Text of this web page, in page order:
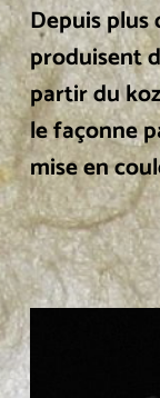
Depuis plus
produisent
partir du
le façonne
mise en